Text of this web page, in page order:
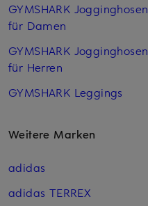
GYMSHARK Jogginghosen
für Damen
GYMSHARK Jogginghosen
für Herren
GYMSHARK Leggings
Weitere Marken
adidas
adidas TERREX